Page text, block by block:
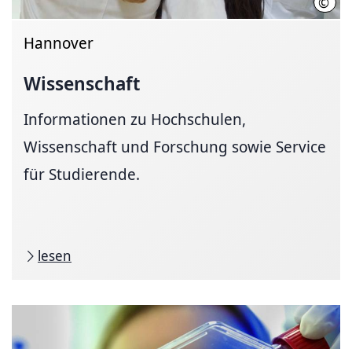
Hannover
Wissenschaft
Informationen zu Hochschulen,
Wissenschaft und Forschung sowie Service
für Studierende.
lesen